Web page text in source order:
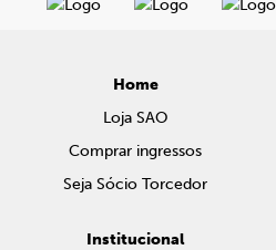
Home
Loja SAO
Comprar ingressos
Seja Sócio Torcedor
Institucional